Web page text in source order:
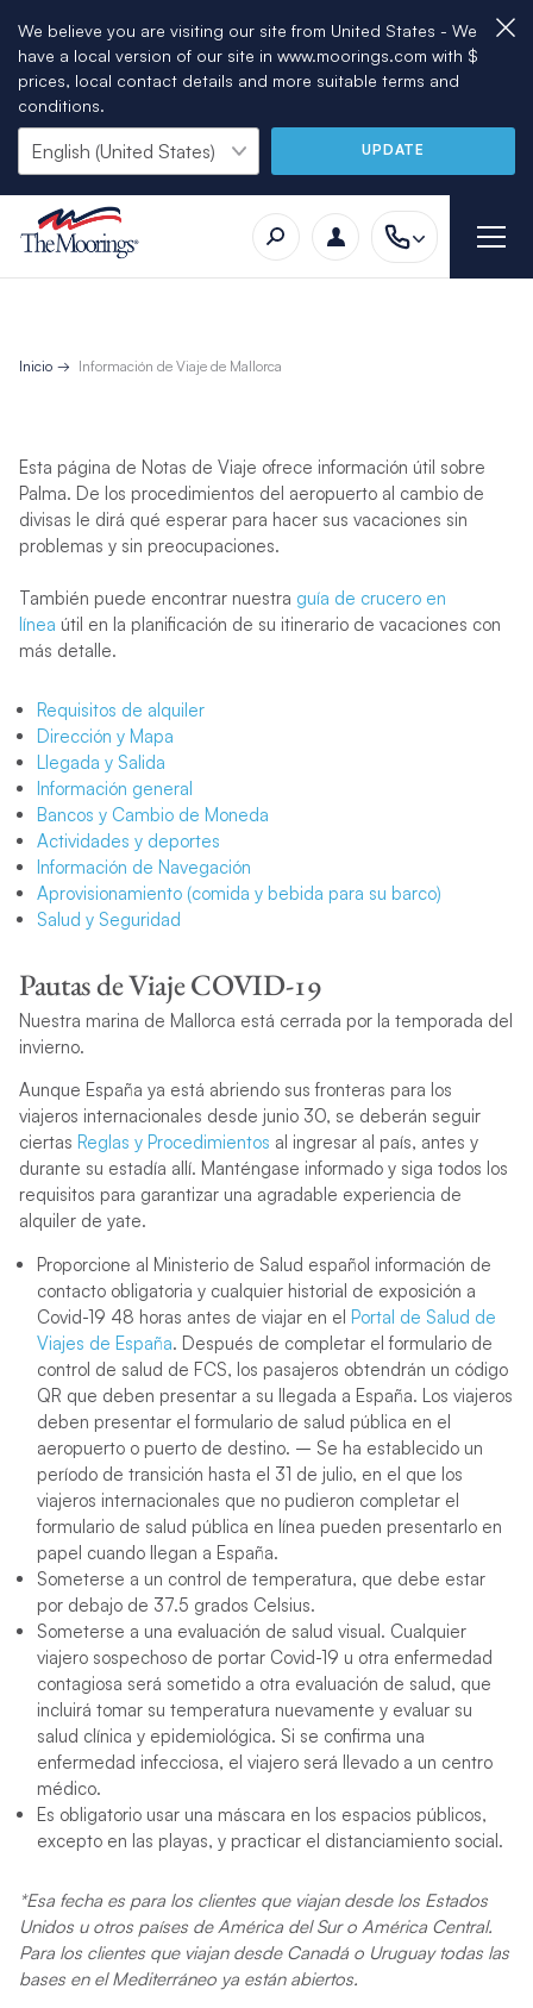
We believe you are visiting our site from United States - We
have a local version of our site in www.moorings.com with $
prices, local contact details and more suitable terms and
conditions.
UPDATE
Inicio Información de Viaje de Mallorca
Esta página de Notas de Viaje ofrece información útil sobre
Palma. De los procedimientos del aeropuerto al cambio de
divisas le dirá qué esperar para hacer sus vacaciones sin
problemas y sin preocupaciones.
También puede encontrar nuestra guía de crucero en
línea útil en la planificación de su itinerario de vacaciones con
más detalle.
Requisitos de alquiler
Dirección y Mapa
Llegada y Salida
Información general
Bancos y Cambio de Moneda
Actividades y deportes
Información de Navegación
Aprovisionamiento (comida y bebida para su barco)
Salud y Seguridad
Pautas de Viaje COVID-19
Nuestra marina de Mallorca está cerrada por la temporada del
invierno.
Aunque España ya está abriendo sus fronteras para los
viajeros internacionales desde junio 30, se deberán seguir
ciertas Reglas y Procedimientos al ingresar al país, antes y
durante su estadía allí. Manténgase informado y siga todos los
requisitos para garantizar una agradable experiencia de
alquiler de yate.
Proporcione al Ministerio de Salud español información de
contacto obligatoria y cualquier historial de exposición a
Covid-19 48 horas antes de viajar en el Portal de Salud de
Viajes de España. Después de completar el formulario de
control de salud de FCS, los pasajeros obtendrán un código
QR que deben presentar a su llegada a España. Los viajeros
deben presentar el formulario de salud pública en el
aeropuerto o puerto de destino. – Se ha establecido un
período de transición hasta el 31 de julio, en el que los
viajeros internacionales que no pudieron completar el
formulario de salud pública en línea pueden presentarlo en
papel cuando llegan a España.
Someterse a un control de temperatura, que debe estar
por debajo de 37.5 grados Celsius.
Someterse a una evaluación de salud visual. Cualquier
viajero sospechoso de portar Covid-19 u otra enfermedad
contagiosa será sometido a otra evaluación de salud, que
incluirá tomar su temperatura nuevamente y evaluar su
salud clínica y epidemiológica. Si se confirma una
enfermedad infecciosa, el viajero será llevado a un centro
médico.
Es obligatorio usar una máscara en los espacios públicos,
excepto en las playas, y practicar el distanciamiento social.
*Esa fecha es para los clientes que viajan desde los Estados
Unidos u otros países de América del Sur o América Central.
Para los clientes que viajan desde Canadá o Uruguay todas las
bases en el Mediterráneo ya están abiertos.